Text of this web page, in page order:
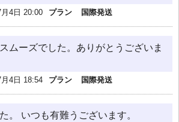
4日 20:00 プラン 国際発送
ムーズでした。ありがとうございま
4日 18:54 プラン 国際発送
。 いつも有難うございます。